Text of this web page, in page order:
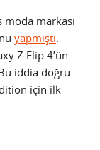
markası
yapmıştı.
Z Flip 4’ün
iddia doğru
için ilk